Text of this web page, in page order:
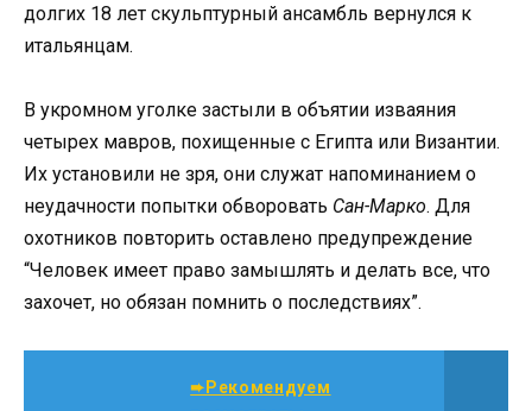
долгих 18 лет скульптурный ансамбль вернулся к
итальянцам.
В укромном уголке застыли в объятии изваяния
четырех мавров, похищенные с Египта или Византии.
Их установили не зря, они служат напоминанием о
неудачности попытки обворовать Сан-Марко. Для
охотников повторить оставлено предупреждение
“Человек имеет право замышлять и делать все, что
захочет, но обязан помнить о последствиях”.
➨Рекомендуем